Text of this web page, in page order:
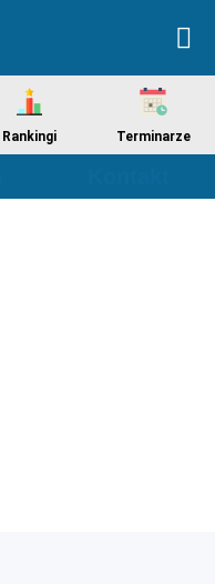
Rankingi Terminarze